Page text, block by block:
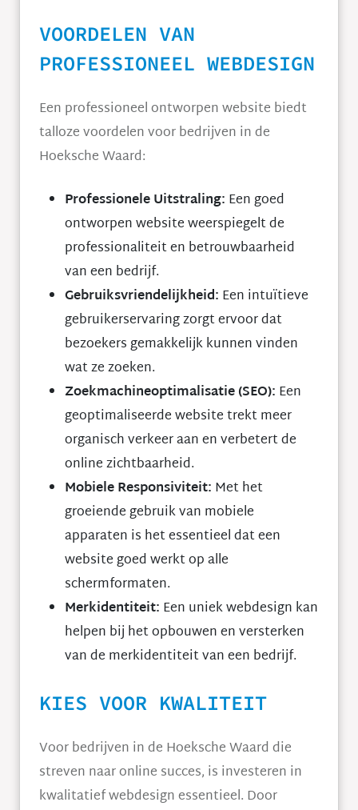
VOORDELEN VAN
PROFESSIONEEL WEBDESIGN
Een professioneel ontworpen website biedt
talloze voordelen voor bedrijven in de
Hoeksche Waard:
Professionele Uitstraling: Een goed
ontworpen website weerspiegelt de
professionaliteit en betrouwbaarheid
van een bedrijf.
Gebruiksvriendelijkheid: Een intuïtieve
gebruikerservaring zorgt ervoor dat
bezoekers gemakkelijk kunnen vinden
wat ze zoeken.
Zoekmachineoptimalisatie (SEO): Een
geoptimaliseerde website trekt meer
organisch verkeer aan en verbetert de
online zichtbaarheid.
Mobiele Responsiviteit: Met het
groeiende gebruik van mobiele
apparaten is het essentieel dat een
website goed werkt op alle
schermformaten.
Merkidentiteit: Een uniek webdesign kan
helpen bij het opbouwen en versterken
van de merkidentiteit van een bedrijf.
KIES VOOR KWALITEIT
Voor bedrijven in de Hoeksche Waard die
streven naar online succes, is investeren in
kwalitatief webdesign essentieel. Door